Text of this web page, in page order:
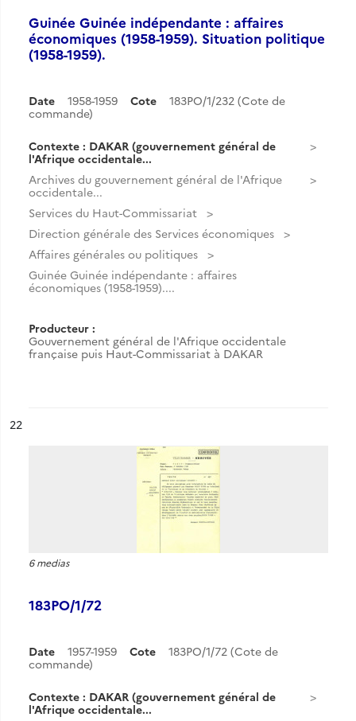
Guinée Guinée indépendante : affaires
économiques (1958-1959). Situation politique
(1958-1959).
Date 1958-1959 Cote
183PO/1/232 (Cote de
commande)
Contexte : DAKAR (gouvernement général de
l'Afrique occidentale...
Archives du gouvernement général de l'Afrique
occidentale...
Services du Haut-Commissariat
Direction générale des Services économiques
Affaires générales ou politiques
Guinée Guinée indépendante : affaires
économiques (1958-1959)....
Producteur :
Gouvernement général de l'Afrique occidentale
française puis Haut-Commissariat à DAKAR
n°
22
6 medias
183PO/1/72
Date 1957-1959 Cote
183PO/1/72 (Cote de
commande)
Contexte : DAKAR (gouvernement général de
l'Afrique occidentale...